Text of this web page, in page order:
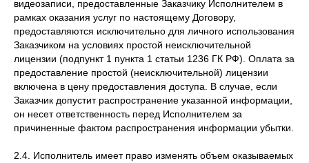
видеозаписи, предоставленные Заказчику Исполнителем в
рамках оказания услуг по настоящему Договору,
предоставляются исключительно для личного использования
Заказчиком на условиях простой неисключительной
лицензии (подпункт 1 пункта 1 статьи 1236 ГК РФ). Оплата за
предоставление простой (неисключительной) лицензии
включена в цену предоставления доступа. В случае, если
Заказчик допустит распространение указанной информации,
он несет ответственность перед Исполнителем за
причиненные фактом распространения информации убытки.
2.4. Исполнитель имеет право изменять объем оказываемых